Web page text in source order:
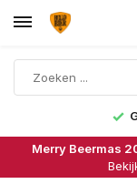
Merry Beermas